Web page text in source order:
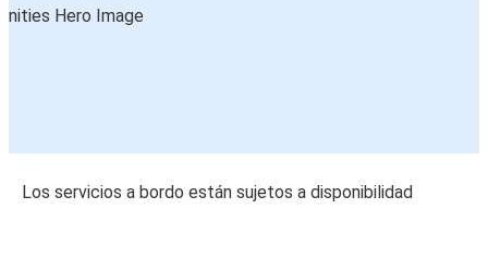
Los servicios a bordo están sujetos a disponibilidad